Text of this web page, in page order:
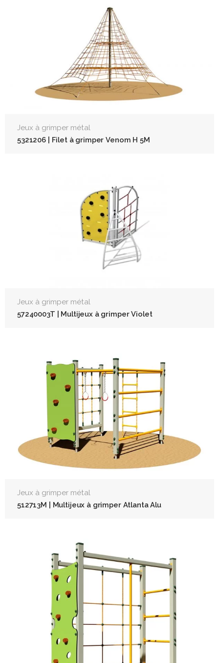
Jeux à grimper métal
5321206 | Filet à grimper Venom H 5M
Jeux à grimper métal
57240003T | Multijeux à grimper Violet
Jeux à grimper métal
512713M | Multijeux à grimper Atlanta Alu